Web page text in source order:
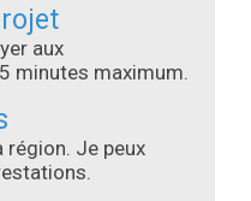
aux
minutes maximum.
Je peux